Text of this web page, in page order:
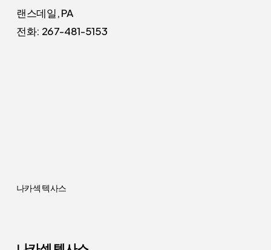
랜스데일, PA
전화: 267-481-5153
나카섹 텍사스